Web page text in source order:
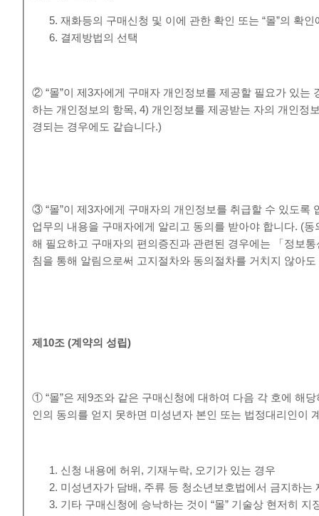
재화등의 구매신청 및 이에 관한 확인 또는 “몰”의 확인
결제방법의 선택
② “몰”이 제3자에게 구매자 개인정보를 제공할 필요가 있는
하는 개인정보의 항목, 4) 개인정보를 제공받는 자의 개인정
경되는 경우에도 같습니다.)
③ “몰”이 제3자에게 구매자의 개인정보를 취급할 수 있도
업무의 내용을 구매자에게 알리고 동의를 받아야 합니다. (
해 필요하고 구매자의 편의증진과 관련된 경우에는 「정보
침을 통해 알림으로써 고지절차와 동의절차를 거치지 않아도
제 10조(계약의 성립)
① “몰”은 제9조와 같은 구매신청에 대하여 다음 각 호에 해
인의 동의를 얻지 못하면 미성년자 본인 또는 법정대리인이
신청 내용에 허위, 기재누락, 오기가 있는 경우
미성년자가 담배, 주류 등 청소년보호법에서 금지하는
기타 구매신청에 승낙하는 것이 “몰” 기술상 현저히 지